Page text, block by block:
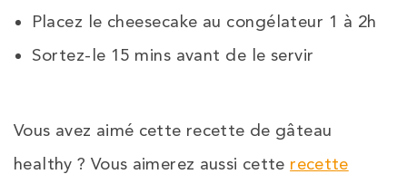
Placez le cheesecake au congélateur 1 à 2h
Sortez-le 15 mins avant de le servir
Vous avez aimé cette recette de gâteau
healthy ? Vous aimerez aussi cette recette